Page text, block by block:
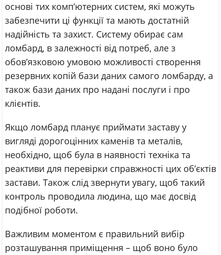
основі тих комп’ютерних систем, які можуть
забезпечити ці функції та мають достатній
надійність та захист. Систему обирає сам
ломбард, в залежності від потреб, але з
обов’язковою умовою можливості створення
резервних копій бази даних самого ломбарду, а
також бази даних про надані послуги і про
клієнтів.
Якщо ломбард планує приймати заставу у
вигляді дорогоцінних каменів та металів,
необхідно, щоб була в наявності техніка та
реактиви для перевірки справжності цих об’єктів
застави. Також слід звернути увагу, щоб такий
контроль проводила людина, що має досвід
подібної роботи.
Важливим моментом є правильний вибір
розташування приміщення – щоб воно було